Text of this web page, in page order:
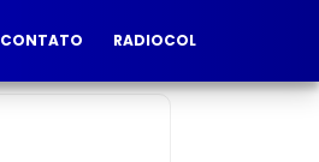
CONTATO RADIOCOL